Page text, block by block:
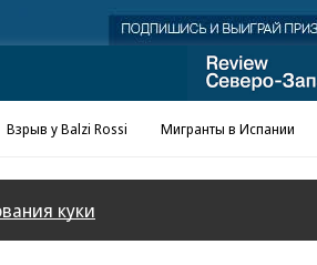
Взрыв у Balzi Rossi Мигранты в Испании
куки